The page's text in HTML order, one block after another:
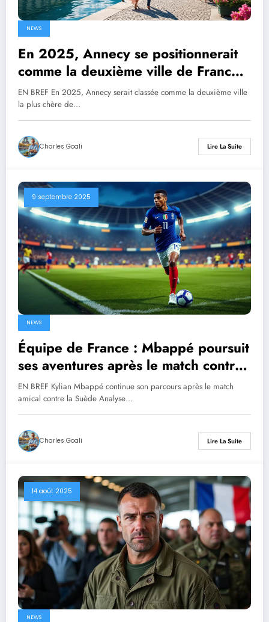
NEWS
En 2025, Annecy se positionnerait
comme la deuxième ville de France
la plus onéreuse pour les couples
EN BREF En 2025, Annecy serait classée comme la deuxième ville
la plus chère de…
Charles Goali Lire La Suite
9 septembre 2025
NEWS
Équipe de France : Mbappé poursuit
ses aventures après le match contre
la Suède
EN BREF Kylian Mbappé continue son parcours après le match
amical contre la Suède Analyse…
Charles Goali Lire La Suite
14 août 2025
NEWS